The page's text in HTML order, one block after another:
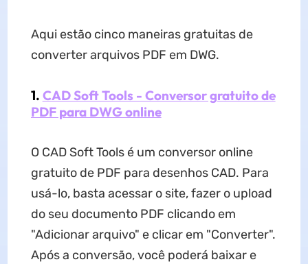
Aqui estão cinco maneiras gratuitas de
converter arquivos PDF em DWG.
1. CAD Soft Tools - Conversor gratuito de
PDF para DWG online
O CAD Soft Tools é um conversor online
gratuito de PDF para desenhos CAD. Para
usá-lo, basta acessar o site, fazer o upload
do seu documento PDF clicando em
"Adicionar arquivo" e clicar em "Converter".
Após a conversão, você poderá baixar e